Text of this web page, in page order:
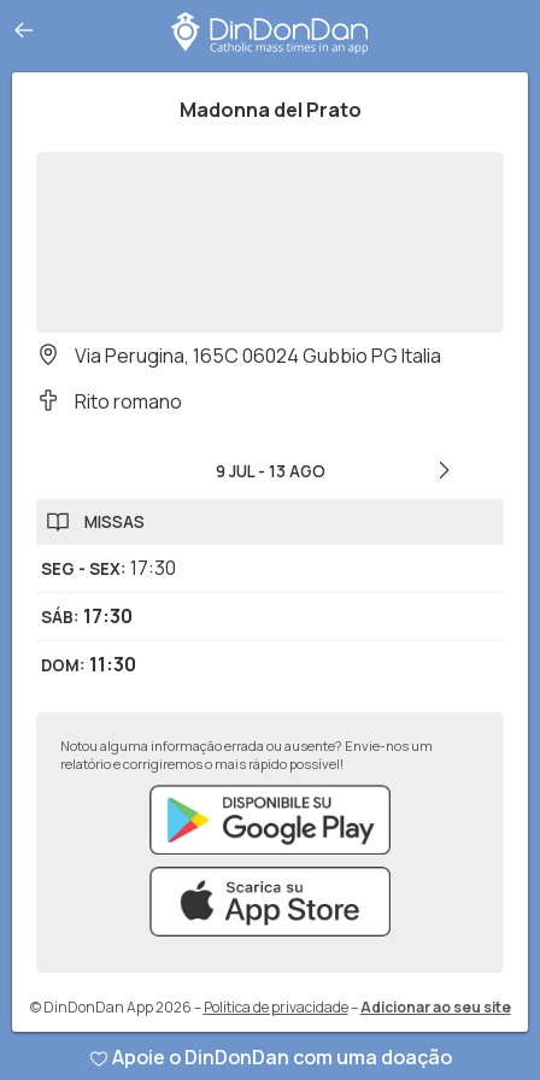
Madonna del Prato
Via Perugina, 165C 06024 Gubbio PG Italia
Rito romano
9 JUL- 13 AGO
MISSAS
SEG - SEX: 17:30
SÁB: 17:30
DOM: 11:30
Notou alguma informação errada ou ausente? Envie-nos um
relatório e corrigiremos o mais rápido possível!
© DinDonDan App 2026– Política de privacidade–Adicionar ao seu site
Apoie o DinDonDan com uma doação